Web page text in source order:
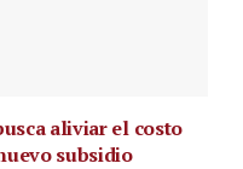
aliviar el costo
subsidio